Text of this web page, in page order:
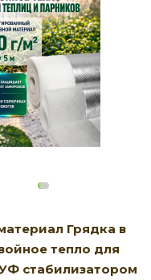
Грядка в
тепло для
стабилизатором